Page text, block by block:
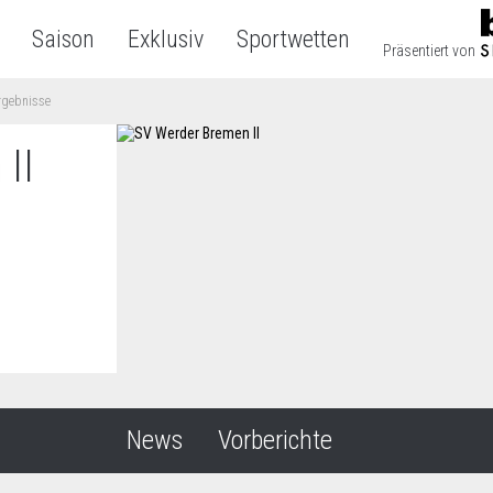
Saison Exklusiv Sportwetten Präsentiert von
II
News Vorberichte